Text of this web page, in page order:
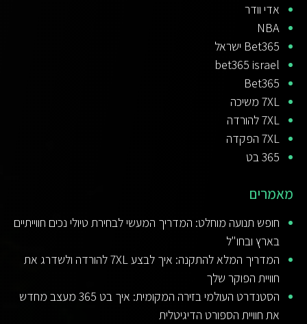
אדי וודר
NBA
Bet365 ישראל
bet365 israel
Bet365
7XL משיכה
7XL להורדה
7XL הפקדה
365 בט
מאמרים
חופש תנועה מוחלט: המדריך המעשי לבחירת טיולי נכים חווייתיים
בארץ ובחו"ל
המדריך המלא להתקנה: איך לבצע 7XL להורדה ולשדרג את
חוויית הפוקר שלך
הסטנדרט העולמי בזירה המקומית: איך בט 365 מעצב מחדש
את חוויית הספורט הדיגיטלית